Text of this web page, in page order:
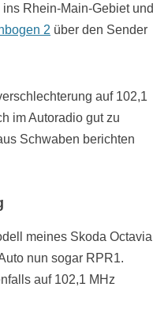
Rhein-Main-Gebiet und
2 über den Sender
auf 102,1
im Autoradio gut zu
Schwaben berichten
meines Skoda Octavia
nun sogar RPR1.
auf 102,1 MHz